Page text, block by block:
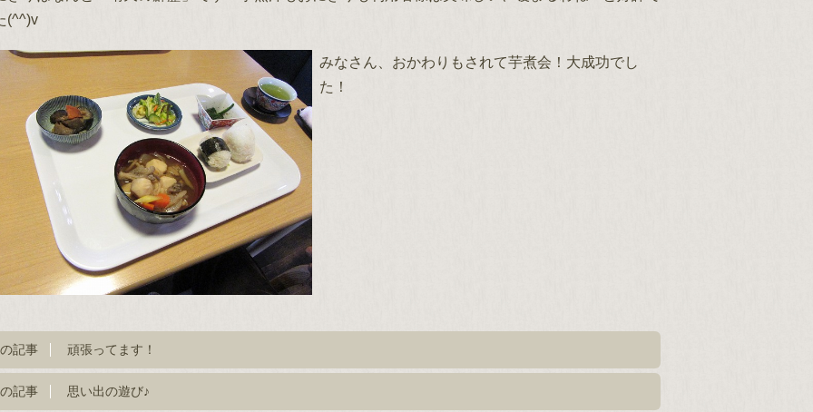
(^^)v
みなさん、おかわりもされて芋煮会！大成功でし
た！
記事 頑張ってます！
記事 思い出の遊び♪